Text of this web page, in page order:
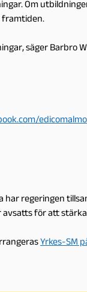
Om
framtiden.
säger Barbro
edicomalmo
regeringen
avsatts för att stärka
Yrkes-SM